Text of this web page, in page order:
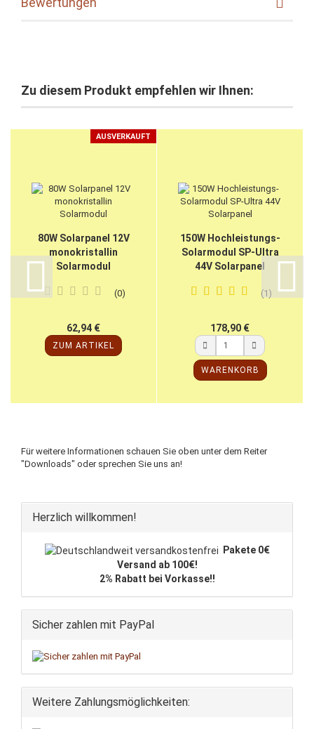
Zu diesem Produkt empfehlen wir Ihnen:
AUSVERKAUFT
80W Solarpanel 12V
monokristallin
Solarmodul
0
62,94 €
ZUM ARTIKEL
150W Hochleistungs-
Solarmodul SP-Ultra
44V Solarpanel
1
178,90 €
WARENKORB
Für weitere Informationen schauen Sie oben unter dem Reiter
"Downloads" oder sprechen Sie uns an!
Herzlich willkommen!
Pakete 0€
Versand ab 100€!
2% Rabatt bei Vorkasse!!
Sicher zahlen mit PayPal
Weitere Zahlungsmöglichkeiten: